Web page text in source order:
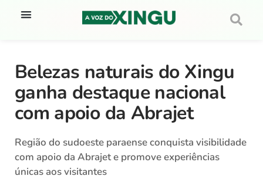
Belezas naturais do Xingu
ganha destaque nacional
com apoio da Abrajet
Região do sudoeste paraense conquista visibilidade
com apoio da Abrajet e promove experiências
únicas aos visitantes